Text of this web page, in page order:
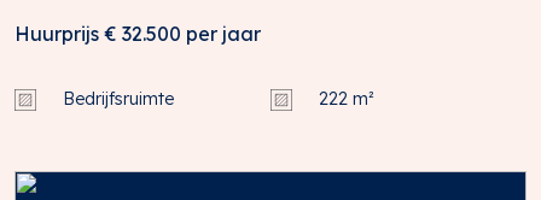
Huurprijs € 32.500 per jaar
Bedrijfsruimte 222 m²